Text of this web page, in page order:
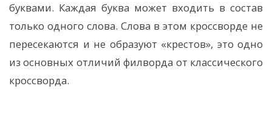
буквами. Каждая буква может входить в состав
только одного слова. Слова в этом кроссворде не
пересекаются и не образуют «крестов», это одно
из основных отличий филворда от классического
кроссворда.